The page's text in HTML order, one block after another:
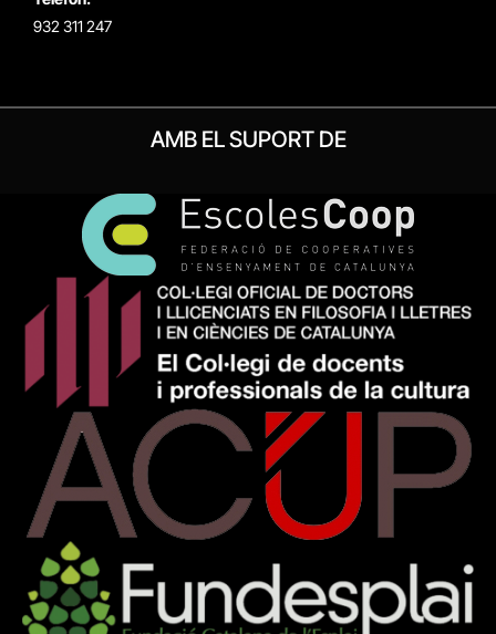
932 311 247
AMB EL SUPORT DE